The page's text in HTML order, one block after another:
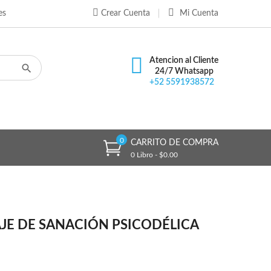
×
×
×
Mi Cuenta
Crear Cuenta
Atencion al Cliente
24/7 Whatsapp
+52 5591938572
CARRITO DE COMPRA
0 Libro - $0.00
0
DE SANACIÓN PSICODÉLICA